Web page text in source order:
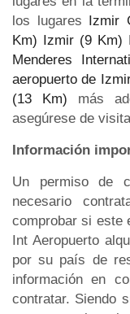
los lugares Izmir
Km) Izmir (9 Km)
Menderes
aeropuerto de
(13 Km) más
asegúrese de
Información
Un permiso de
necesario
comprobar si este
Int Aeropuerto
por su país de
información en
contratar. Siendo